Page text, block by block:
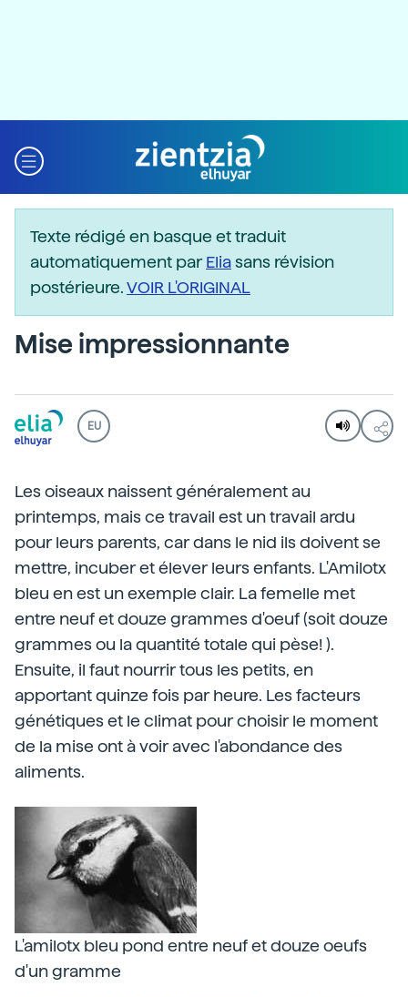
Texte rédigé en basque et traduit
automatiquement parEliasans révision
postérieure.VOIR L'ORIGINAL
Mise impressionnante
EU
Les oiseaux naissent généralement au
printemps, mais ce travail est un travail ardu
pour leurs parents, car dans le nid ils doivent se
mettre, incuber et élever leurs enfants. L'Amilotx
bleu en est un exemple clair. La femelle met
entre neuf et douze grammes d'oeuf (soit douze
grammes ou la quantité totale qui pèse! ).
Ensuite, il faut nourrir tous les petits, en
apportant quinze fois par heure. Les facteurs
génétiques et le climat pour choisir le moment
de la mise ont à voir avec l'abondance des
aliments.
L'amilotx bleu pond entre neuf et douze oeufs
d'un gramme